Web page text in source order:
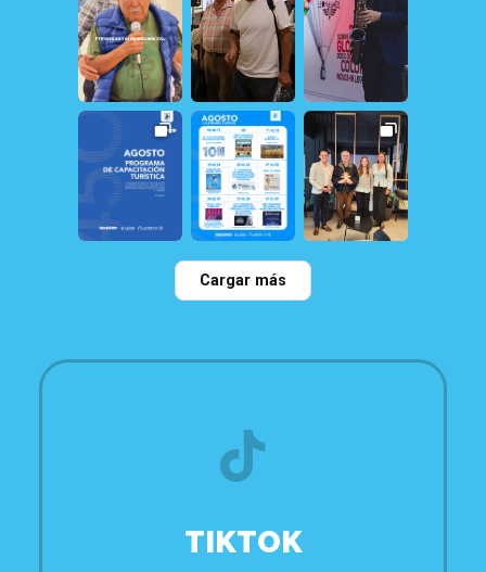
20 13 1 161 1
21 1
Cargar más
TIKTOK